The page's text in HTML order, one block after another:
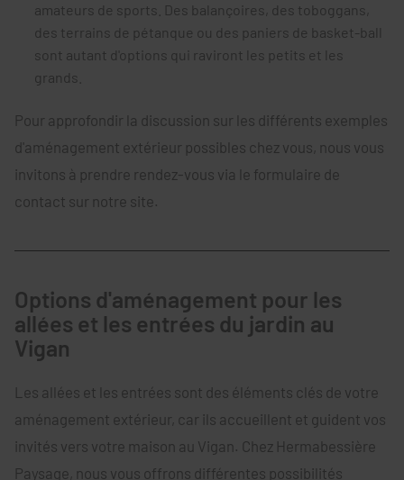
amateurs de sports. Des balançoires, des toboggans,
des terrains de pétanque ou des paniers de basket-ball
sont autant d'options qui raviront les petits et les
grands.
Pour approfondir la discussion sur les différents exemples
d'aménagement extérieur possibles chez vous, nous vous
invitons à prendre rendez-vous via le formulaire de
contact sur notre site.
Options d'aménagement pour les
allées et les entrées du jardin au
Vigan
Les allées et les entrées sont des éléments clés de votre
aménagement extérieur, car ils accueillent et guident vos
invités vers votre maison au Vigan. Chez Hermabessière
Paysage, nous vous offrons différentes possibilités